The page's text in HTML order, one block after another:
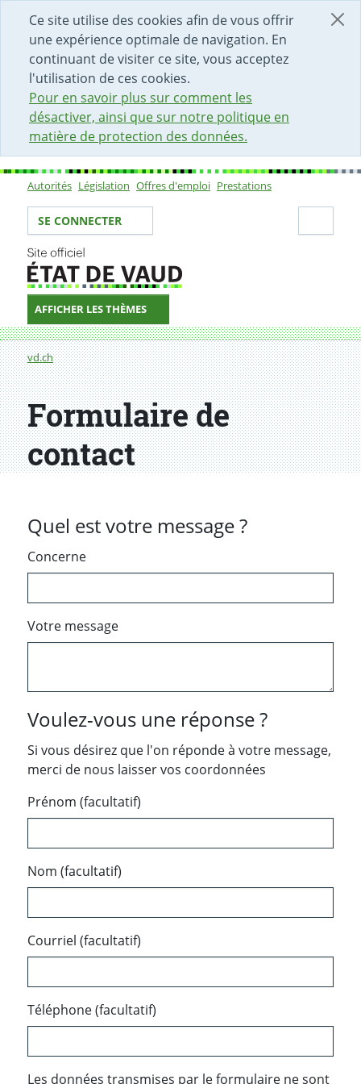
Ce site utilise des cookies afin de vous offrir
une expérience optimale de navigation. En
continuant de visiter ce site, vous acceptez
l'utilisation de ces cookies.
Pour en savoir plus sur comment les
désactiver, ainsi que sur notre politique en
matière de protection des données.
DÉBUT DU CONTENU DE LA PAGE
ACCÈS AU CHAMP DE RECHERCHE
PAGE D'ACCUEIL
FORMULAIRE DE CONTACT
Sous-navigation
Autorités Législation Offres d'emploi Prestations
Votre identité
SE CONNECTER
AFFICHER LES THÈMES
Fil d'Ariane
vd.ch
Formulaire de contact
Formulaire de
contact
Quel est votre message ?
Concerne
Votre message
Voulez-vous une réponse ?
Si vous désirez que l'on réponde à votre message,
merci de nous laisser vos coordonnées
Prénom (facultatif)
Nom (facultatif)
Courriel (facultatif)
Téléphone (facultatif)
Les données transmises par le formulaire ne sont